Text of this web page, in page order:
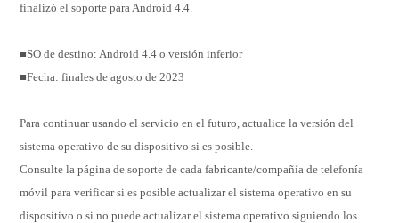
finalizó el soporte para Android 4.4.
■SO de destino: Android 4.4 o versión inferior
■Fecha: finales de agosto de 2023
Para continuar usando el servicio en el futuro, actualice la versión del
sistema operativo de su dispositivo si es posible.
Consulte la página de soporte de cada fabricante/compañía de telefonía
móvil para verificar si es posible actualizar el sistema operativo en su
dispositivo o si no puede actualizar el sistema operativo siguiendo los